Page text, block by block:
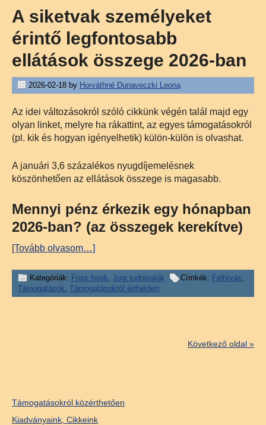
A siketvak személyeket
érintő legfontosabb
ellátások összege 2026-ban
2026-02-18 by Horváthné Dunaveczki Leona
Az idei változásokról szóló cikkünk végén talál majd egy
olyan linket, melyre ha rákattint, az egyes támogatásokról
(pl. kik és hogyan igényelhetik) külön-külön is olvashat.
A januári 3,6 százalékos nyugdíjemelésnek
köszönhetően az ellátások összege is magasabb.
Mennyi pénz érkezik egy hónapban
2026-ban? (az összegek kerekítve)
[Tovább olvasom…]
Kategóriák: Friss hírek, Jogi tudnivalók Címkék: Felhívás,
Támogatások, Támogatásokról érthetően
Következő oldal »
Támogatásokról közérthetően
Kiadványaink, Cikkeink